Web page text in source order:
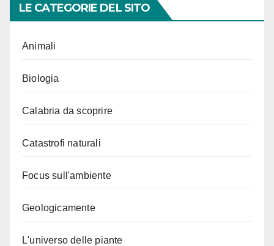
LE CATEGORIE DEL SITO
Animali
Biologia
Calabria da scoprire
Catastrofi naturali
Focus sull'ambiente
Geologicamente
L'universo delle piante